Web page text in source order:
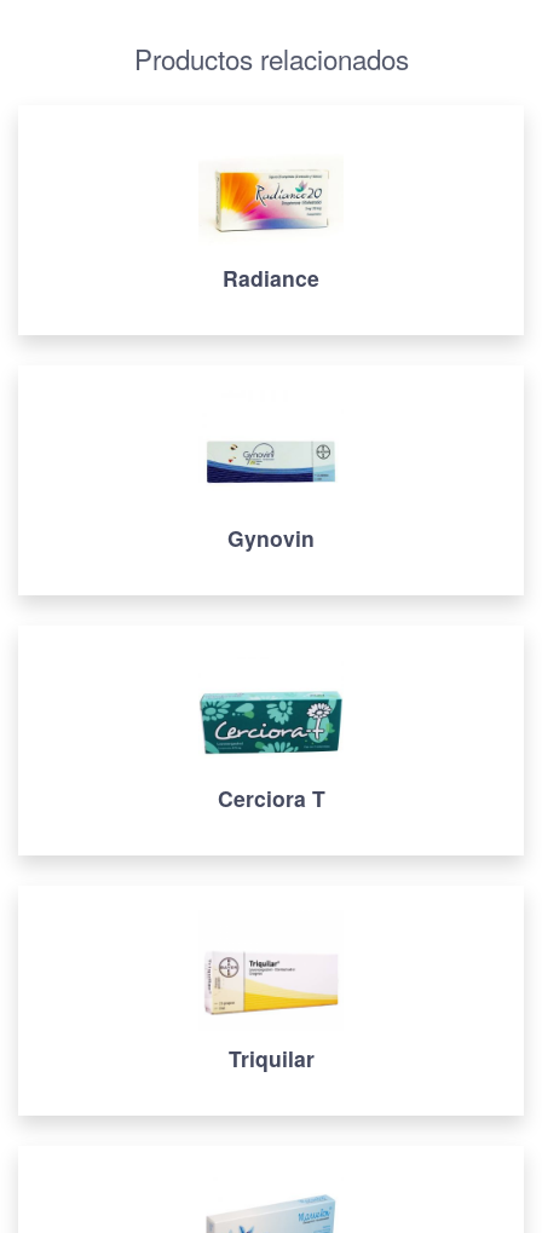
Productos relacionados
Radiance
Gynovin
Cerciora T
Triquilar